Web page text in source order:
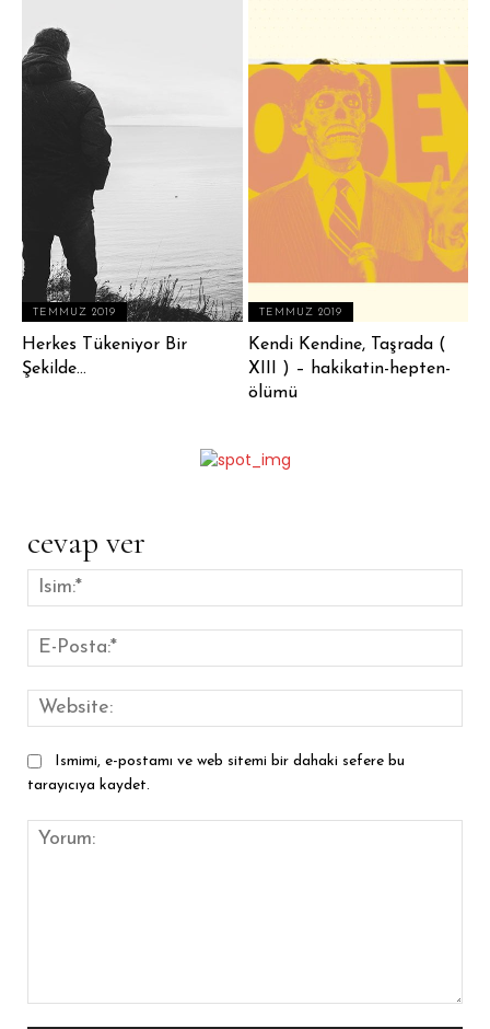
TEMMUZ 2019
Herkes Tükeniyor Bir
Şekilde…
TEMMUZ 2019
Kendi Kendine, Taşrada (
XIII ) – hakikatin-hepten-
ölümü
cevap ver
Ismimi, e-postamı ve web sitemi bir dahaki sefere bu
tarayıcıya kaydet.